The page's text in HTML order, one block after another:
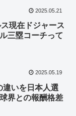
2025.05.21
現在ドジャース
三塁コーチって
2025.05.19
違いを日本人選
界との報酬格差